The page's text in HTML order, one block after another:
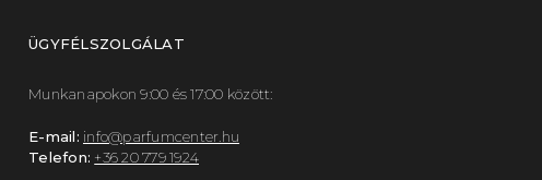
ÜGYFÉLSZOLGÁLAT
Munkanapokon 9:00 és 17:00 között:
E-mail: info@parfumcenter.hu
Telefon: +36 20 779 1924